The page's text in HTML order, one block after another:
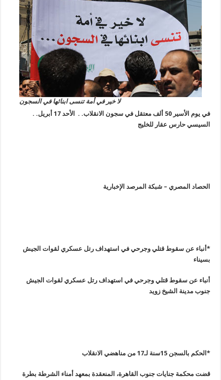
لا خير في أمة تنسى ابنائها في السجون
في يوم الأسير 50 ألف معتقل في سجون الانقلاب. . الأحد 17 أبريل. .
السيسي حارس عقار للخليج
الحصاد المصري – شبكة المرصد الإخبارية
*أنباء عن سقوط قتلي وجرحي في استهداف رتل عسكري لقوات الجيش
بسيناء
أنباء عن سقوط قتلي وجرحي في استهداف رتل عسكري لقوات الجيش
جنوب مدينة الشيخ زويد
*الحكم بالسجن 15سنة لـ17 من مناهضي الانقلاب
قضت محكمة جنايات جنوب القاهرة، المنعقدة بمعهد أمناء الشرطة بطرة